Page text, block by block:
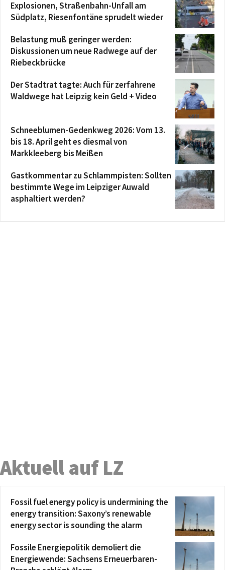
Explosionen, Straßenbahn-Unfall am
Südplatz, Riesenfontäne sprudelt wieder
Belastung muß geringer werden:
Diskussionen um neue Radwege auf der
Riebeckbrücke
Der Stadtrat tagte: Auch für zerfahrene
Waldwege hat Leipzig kein Geld + Video
Schneeblumen-Gedenkweg 2026: Vom 13.
bis 18. April geht es diesmal von
Markkleeberg bis Meißen
Gastkommentar zu Schlammpisten: Sollten
bestimmte Wege im Leipziger Auwald
asphaltiert werden?
Aktuell auf LZ
Fossil fuel energy policy is undermining the
energy transition: Saxony’s renewable
energy sector is sounding the alarm
Fossile Energiepolitik demoliert die
Energiewende: Sachsens Erneuerbaren-